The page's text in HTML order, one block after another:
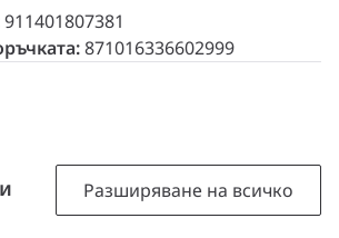
911401807381
871016336602999
Разширяване на всичко